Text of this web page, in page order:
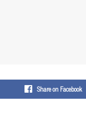
Share on Facebook